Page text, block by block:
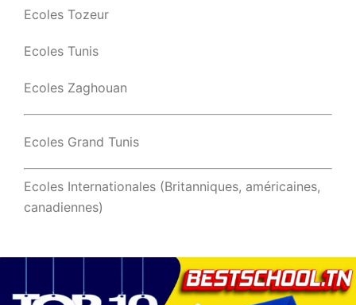
Ecoles Tozeur
Ecoles Tunis
Ecoles Zaghouan
Ecoles Grand Tunis
Ecoles Internationales (Britanniques, américaines,
canadiennes)